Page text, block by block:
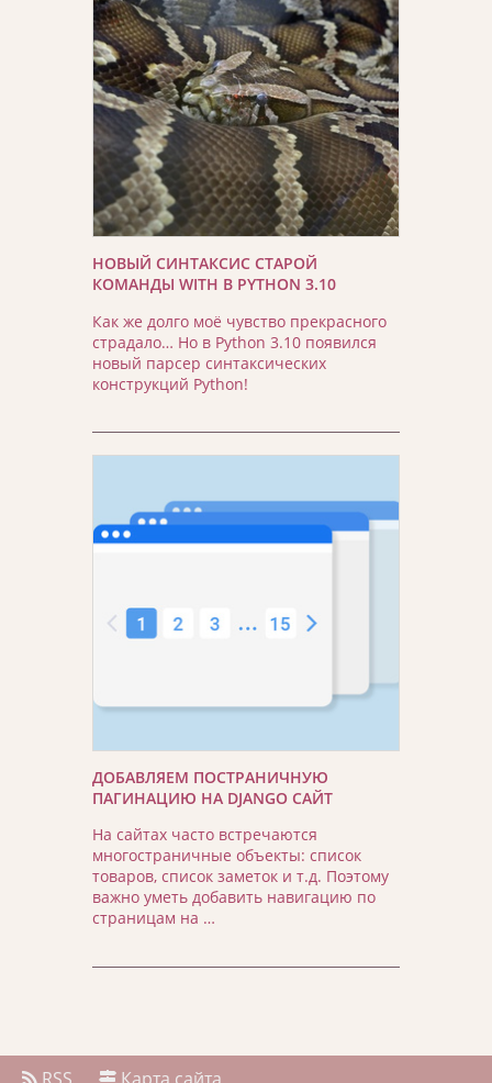
НОВЫЙ СИНТАКСИС СТАРОЙ
КОМАНДЫ WITH В PYTHON 3.10
Как же долго моё чувство прекрасного
страдало… Но в Python 3.10 появился
новый парсер синтаксических
конструкций Python!
ДОБАВЛЯЕМ ПОСТРАНИЧНУЮ
ПАГИНАЦИЮ НА DJANGO САЙТ
На сайтах часто встречаются
многостраничные объекты: список
товаров, список заметок и т.д. Поэтому
важно уметь добавить навигацию по
страницам на …